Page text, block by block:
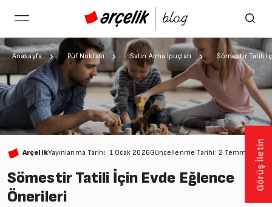
Anasayfa Püf Noktası Satın Alma İpuçları Sömestir Tatili
ArçelikYayınlanma Tarihi: 1 Ocak 2026Güncellenme Tarihi: 2 Temmuz
Sömestir Tatili İçin Evde Eğlence
Önerileri
Görüş İletin